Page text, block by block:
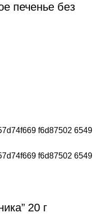
печенье без
20 г